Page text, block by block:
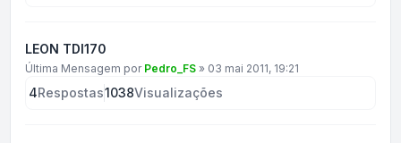
LEON TDI170
Última Mensagem por Pedro_FS » 03 mai 2011, 19:21
4Respostas1038Visualizações